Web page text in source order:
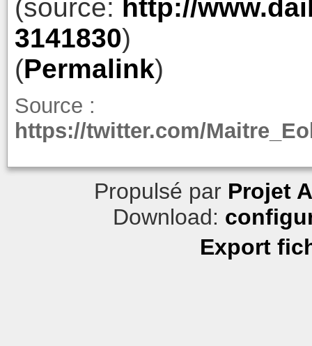
(source: http://
3141830)
(Permalink)
Source :
https://twitter.com/
Propulsé par Projet
Download:
Export